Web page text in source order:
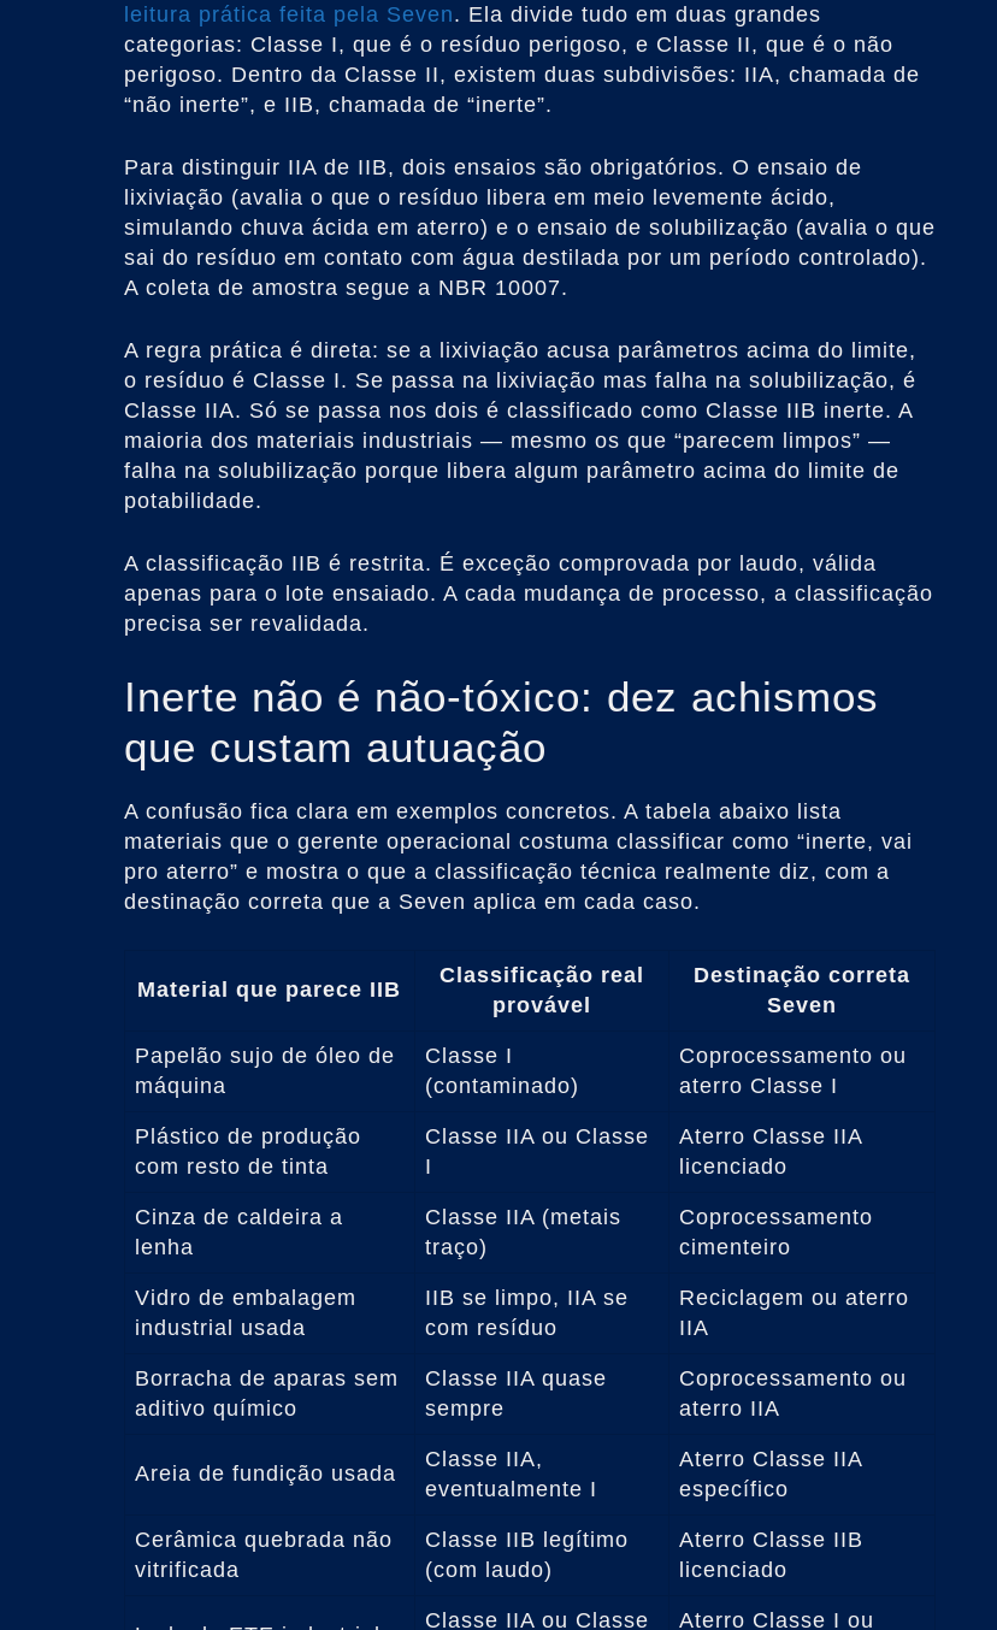
leitura prática feita pela Seven. Ela divide tudo em duas grandes
categorias: Classe I, que é o resíduo perigoso, e Classe II, que é o não
perigoso. Dentro da Classe II, existem duas subdivisões: IIA, chamada de
“não inerte”, e IIB, chamada de “inerte”.
Para distinguir IIA de IIB, dois ensaios são obrigatórios. O ensaio de
lixiviação (avalia o que o resíduo libera em meio levemente ácido,
simulando chuva ácida em aterro) e o ensaio de solubilização (avalia o que
sai do resíduo em contato com água destilada por um período controlado).
A coleta de amostra segue a NBR 10007.
A regra prática é direta: se a lixiviação acusa parâmetros acima do limite,
o resíduo é Classe I. Se passa na lixiviação mas falha na solubilização, é
Classe IIA. Só se passa nos dois é classificado como Classe IIB inerte. A
maioria dos materiais industriais — mesmo os que “parecem limpos” —
falha na solubilização porque libera algum parâmetro acima do limite de
potabilidade.
A classificação IIB é restrita. É exceção comprovada por laudo, válida
apenas para o lote ensaiado. A cada mudança de processo, a classificação
precisa ser revalidada.
Inerte não é não-tóxico: dez achismos
que custam autuação
A confusão fica clara em exemplos concretos. A tabela abaixo lista
materiais que o gerente operacional costuma classificar como “inerte, vai
pro aterro” e mostra o que a classificação técnica realmente diz, com a
destinação correta que a Seven aplica em cada caso.
Material que parece IIB
Classificação real
provável
Destinação correta
Seven
Papelão sujo de óleo de
máquina
Classe I
(contaminado)
Coprocessamento ou
aterro Classe I
Plástico de produção
com resto de tinta
Classe IIA ou Classe
I
Aterro Classe IIA
licenciado
Cinza de caldeira a
lenha
Classe IIA (metais
traço)
Coprocessamento
cimenteiro
Vidro de embalagem
industrial usada
IIB se limpo, IIA se
com resíduo
Reciclagem ou aterro
IIA
Borracha de aparas sem
aditivo químico
Classe IIA quase
sempre
Coprocessamento ou
aterro IIA
Areia de fundição usada
Classe IIA,
eventualmente I
Aterro Classe IIA
específico
Cerâmica quebrada não
vitrificada
Classe IIB legítimo
(com laudo)
Aterro Classe IIB
licenciado
Classe IIA ou Classe Aterro Classe I ou